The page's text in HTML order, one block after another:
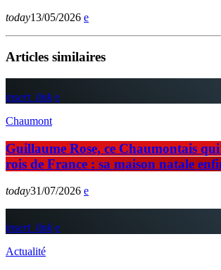
today13/05/2026
Articles similaires
insert_link
Chaumont
Guillaume Rose, ce Chaumontais qui
rois de France : sa maison natale
today31/07/2026
insert_link
Actualité